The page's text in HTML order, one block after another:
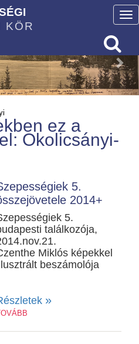
KÖR
ez a
Okolicsányi-
5.
2014+
5.
találkozója,
Miklós képekkel
beszámolója
»